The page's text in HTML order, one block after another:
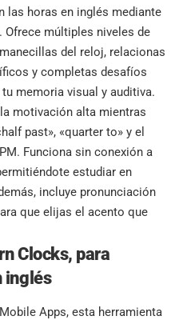
las horas en inglés mediante
Ofrece múltiples niveles de
del reloj, relacionas
y completas desafíos
memoria visual y auditiva.
motivación alta mientras
past», «quarter to» y el
Funciona sin conexión a
estudiar en
incluye pronunciación
que elijas el acento que
Clocks, para
inglés
Apps, esta herramienta